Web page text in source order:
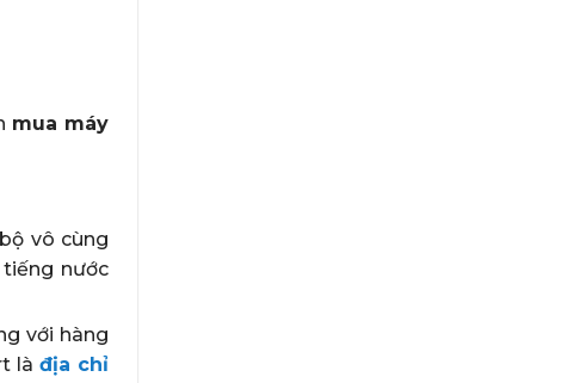
mua máy
vô cùng
nước
với hàng
là địa chỉ